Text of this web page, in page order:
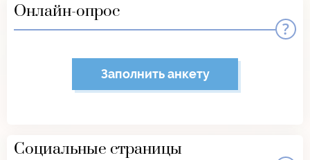
Онлайн-опрос
Заполнить анкету
Социальные страницы